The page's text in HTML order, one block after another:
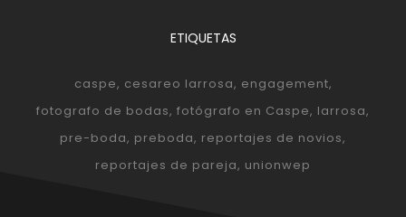
ETIQUETAS
caspe cesareo larrosa engagement
fotografo de bodas fotógrafo en Caspe larrosa
pre-boda preboda reportajes de novios
reportajes de pareja unionwep